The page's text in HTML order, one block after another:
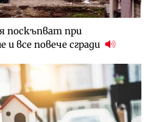
поскъпват при
и все повече сгради